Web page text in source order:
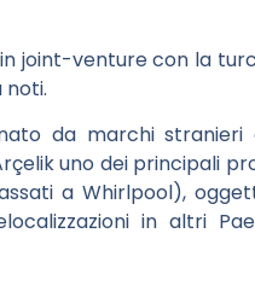
joint-venture con la
noti.
da marchi stranieri
uno dei principali
a Whirlpool),
in altri